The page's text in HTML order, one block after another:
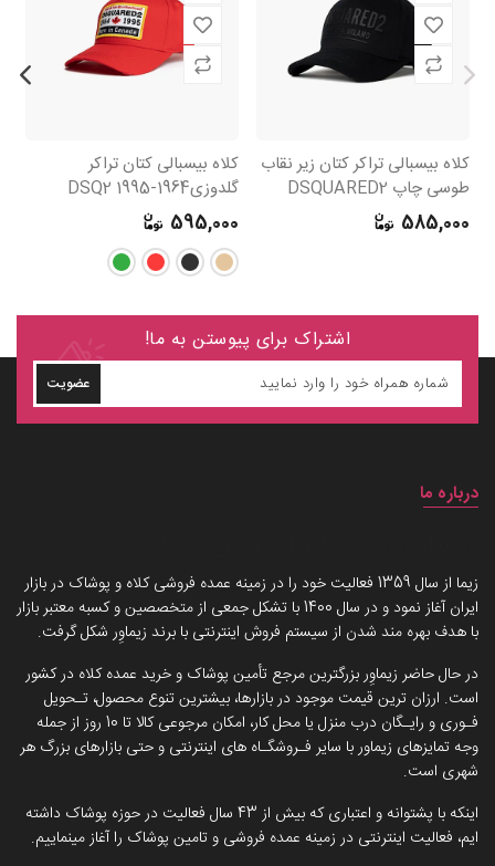
کلاه بیسبالی تراکر کتان زیر نقاب
طوسی چاپ DSQUARED2
585,000
کلاه بیسبالی کتان تراکر
گلدوزی1964-1995 DSQ2
595,000
اشتراک برای پیوستن به ما!
عضویت
درباره ما
زیما از سال 1359 فعالیت خود را در زمینه عمده فروشی کلاه و پوشاک در بازار
ایران آغاز نمود و در سال 1400 با تشکل جمعی از متخصصین و کسبه معتبر بازار
با هدف بهره مند شدن از سیستم فروش اینترنتی با برند زیماوِر شکل گرفت.
در حال حاضر زیماوِر بزرگترین مرجع تأمین پوشاک و خرید عمده کلاه در کشور
است. ارزان ترین قیمت موجود در بازارها، بیشترین تنوع محصول، تـحویل
فـوری و رایـگان درب منزل یا محل کار، امکان مرجوعی کالا تا 10 روز از جمله
وجه تمایزهای زیماور با سایر فـروشگـاه های اینترنتی و حتی بازارهای بزرگ هر
شهری است.
اینکه با پشتوانه و اعتباری که بیش از 43 سال فعالیت در حوزه پوشاک داشته
ایم، فعالیت اینترنتی در زمینه عمده فروشی و تامین پوشاک را آغاز مینماییم.